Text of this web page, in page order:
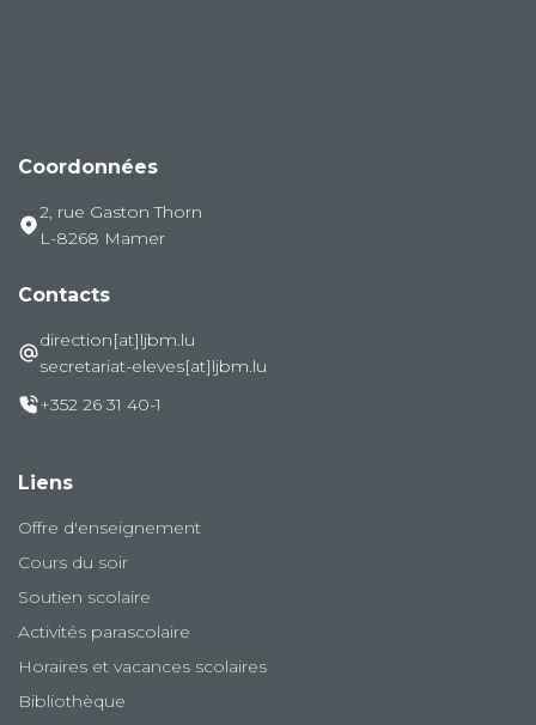
Coordonnées
2, rue Gaston Thorn
L-8268 Mamer
Contacts
direction[at]ljbm.lu
secretariat-eleves[at]ljbm.lu
+352 26 31 40-1
Liens
Offre d'enseignement
Cours du soir
Soutien scolaire
Activités parascolaire
Horaires et vacances scolaires
Bibliothèque